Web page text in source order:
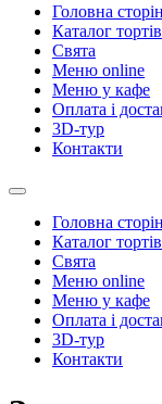
Головна
Каталог тортів
Свята
Меню online
Меню у кафе
Оплата і
3D-тур
Контакти
Головна
Каталог тортів
Свята
Меню online
Меню у кафе
Оплата і
3D-тур
Контакти